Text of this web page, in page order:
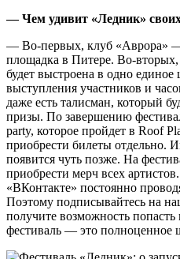
— Чем удивит «Ледник» своих
— Во-первых, клуб «Аврора» —
площадка в Питере. Во-вторых,
будет выстроена в одно
выступления участников и
даже есть талисман, который
призы. По завершению
party, которое пройдет в Roof
приобрести билеты отдельно.
появится чуть позже. На
приобрести мерч всех
«ВКонтакте» постоянно
Поэтому подписывайтесь на
получите возможность
фестиваль — это полноценное